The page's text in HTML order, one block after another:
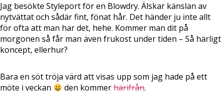
Jag besökte Styleport för en Blowdry. Älskar känslan av
nytvättat och sådär fint, fönat hår. Det händer ju inte allt
för ofta att man har det, hehe. Kommer man dit på
morgonen så får man även frukost under tiden – Så härligt
koncept, ellerhur?
Bara en söt tröja värd att visas upp som jag hade på ett
möte i veckan
den kommerhärifrån.